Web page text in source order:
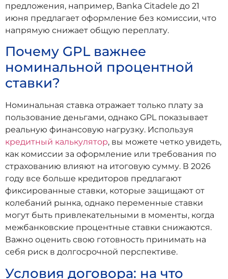
предложения, например, Banka Citadele до 21
июня предлагает оформление без комиссии, что
напрямую снижает общую переплату.
Почему GPL важнее
номинальной процентной
ставки?
Номинальная ставка отражает только плату за
пользование деньгами, однако GPL показывает
реальную финансовую нагрузку. Используя
кредитный калькулятор, вы можете четко увидеть,
как комиссии за оформление или требования по
страхованию влияют на итоговую сумму. В 2026
году все больше кредиторов предлагают
фиксированные ставки, которые защищают от
колебаний рынка, однако переменные ставки
могут быть привлекательными в моменты, когда
межбанковские процентные ставки снижаются.
Важно оценить свою готовность принимать на
себя риск в долгосрочной перспективе.
Условия договора: на что